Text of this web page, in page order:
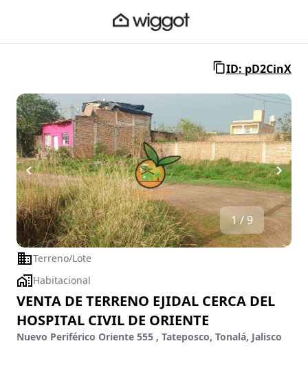
ID: pD2CinX
1 / 9
Terreno/Lote
Habitacional
VENTA DE TERRENO EJIDAL CERCA DEL
HOSPITAL CIVIL DE ORIENTE
Nuevo Periférico Oriente 555 , Tateposco, Tonalá, Jalisco